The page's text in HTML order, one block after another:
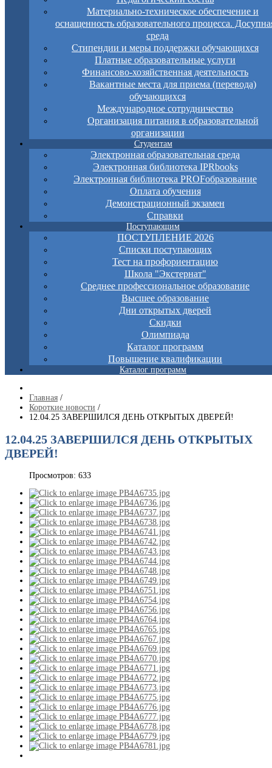
Материально-техническое обеспечение и
оснащенность образовательного процесса.
среда
Стипендии и меры поддержки обучающихся
Платные образовательные услуги
Финансово-хозяйственная деятельность
Вакантные места для приема (перевода)
обучающихся
Международное сотрудничество
Организация питания в образовательной
организации
Студентам
Электронная образовательная среда
Электронная библиотека IPRbooks
Электронная библиотека PROFобразование
Оплата обучения
Демонстрационный экзамен
Справки
Поступающим
ПОСТУПЛЕНИЕ 2026
Списки поступающих
Тест на профориентацию
Школа "Экстернат"
Среднее профессиональное образование
Высшее образование
Дни открытых дверей
Скидки
Олимпиада
Каталог программ
Повышение квалификации
Каталог программ
Главная /
Короткие новости /
12.04.25 ЗАВЕРШИЛСЯ ДЕНЬ ОТКРЫТЫХ ДВЕРЕЙ!
12.04.25 ЗАВЕРШИЛСЯ ДЕНЬ ОТКРЫТЫХ
ДВЕРЕЙ!
Просмотров: 633